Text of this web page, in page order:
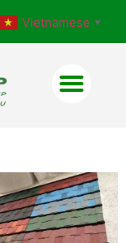
Vietnamese ▼